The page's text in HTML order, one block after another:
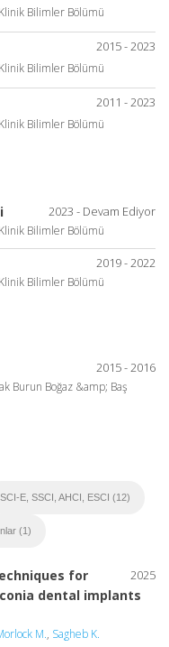
Bilimler Bölümü
2015 - 2023
Bilimler Bölümü
2011 - 2023
Bilimler Bölümü
2023 - Devam Ediyor
Bilimler Bölümü
2019 - 2022
Bilimler Bölümü
2015 - 2016
Burun Boğaz &amp; Baş
SCI-E, SSCI, AHCI, ESCI (12)
(1)
2025
for
dental implants
M., Sagheb K.